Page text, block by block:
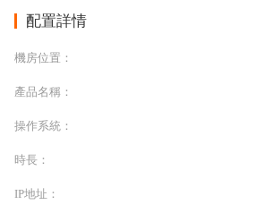
配置詳情
機房位置：
產品名稱：
操作系統：
時長：
IP地址：